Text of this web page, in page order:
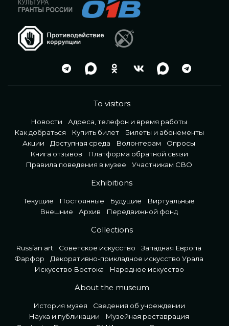
To visitors
Новости
Адреса, телефон и время работы
Как добраться
Купить билет
Билеты и абонементы
Акции
Доступная среда Волонтерам
Опросы
Книга отзывов
Платформа обратной связи
Правила поведения в музее
Участникам СВО
Exhibitions
Текущие Постоянные Будущие
Виртуальные
Внешние
Архив Передвижной фонд
Collections
Russian art Советское искусство
Западная Европа
Фарфор
Декоративно-прикладное искусство Урала
Искусство Востока
Народное искусство
About the museum
История музея
Сведения об учреждении
Наука и публикации
Музейная реставрация